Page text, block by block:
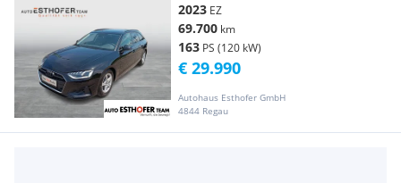
2023 EZ
69.700 km
163 PS (120 kW)
Autohaus Esthofer GmbH
4844 Regau
€ 29.990